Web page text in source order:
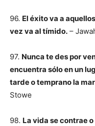
96. El éxito va a
vez va al tímido. –
97. Nunca te des por
encuentra sólo en un
tarde o temprano la
Stowe
98. La vida se contrae